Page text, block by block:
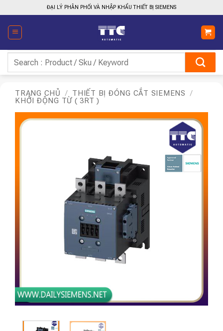
qua
nội
dung
ĐẠI LÝ PHÂN PHỐI VÀ NHẬP KHẨU THIẾT BỊ SIEMENS
kiếm:
TRANG CHỦ / THIẾT BỊ ĐÓNG CẮT SIEMENS
/
KHỞI ĐỘNG TỪ ( 3RT )